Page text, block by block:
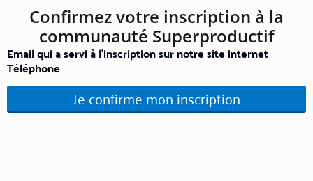
Confirmez votre inscription à la
communauté Superproductif
Email qui a servi à l'inscription sur notre site internet
Téléphone
Je confirme mon inscription